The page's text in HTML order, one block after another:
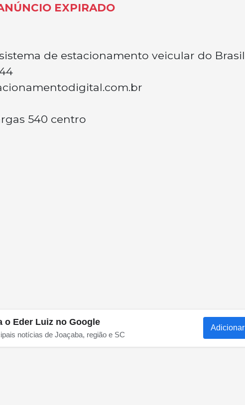
EXPIRADO
de estacionamento veicular do Brasil
540 centro
o Eder Luiz no Google
notícias de Joaçaba, região e SC
Adicionar